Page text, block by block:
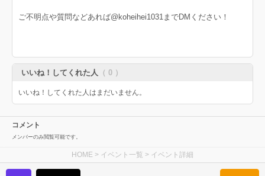
ご不明点や質問などあれば@koheihei1031までDMください！
いいね！してくれた人 （ 0 ）
いいね！してくれた人はまだいません。
コメント
メンバーのみ閲覧可能です。
HOME > イベント一覧 > イベント詳細